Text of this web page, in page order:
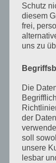
August
Juli 2022
April
Februar
Januar
Oktober
Schutz
diesem
frei,
uns zu
Die
der
soll
unsere
lesbar